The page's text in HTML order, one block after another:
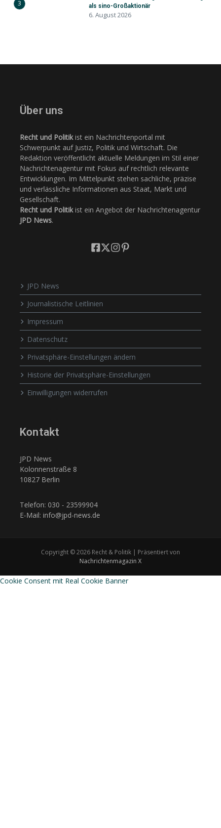
3
als sino-Großaktionär
6. August 2026
Über uns
Recht und Politikist ein Nachrichtenportal mit
Schwerpunkt auf Justiz, Politik und Wirtschaft. Die
Redaktion veröffentlicht aktuelle Meldungen im Stil einer
Nachrichtenagentur mit Fokus auf rechtlich relevante
Entwicklungen. Im Mittelpunkt stehen sachliche, präzise
und verlässliche Informationen aus Staat, Markt und
Gesellschaft.
Recht und Politikist ein Angebot der Nachrichtenagentur
JPD News.
JPD News
Journalistische Leitlinien
Impressum
Datenschutz
Privatsphäre-Einstellungen ändern
Historie der Privatsphäre-Einstellungen
Einwilligungen widerrufen
Kontakt
JPD News
Kolonnenstraße 8
10827 Berlin
Telefon: 030 - 23599904
E-Mail: info@jpd-news.de
Copyright © 2026 Recht & Politik | Präsentiert von
Nachrichtenmagazin X
Cookie Consent mit Real Cookie Banner